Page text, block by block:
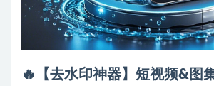
🔥【去水印神器】短视频&图